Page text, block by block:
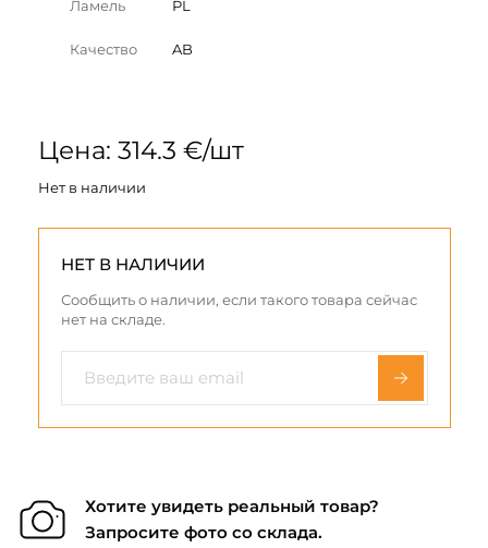
Ламель PL
Качество AB
Цена: 314.3 €/шт
Нет в наличии
НЕТ В НАЛИЧИИ
Сообщить о наличии, если такого товара сейчас
нет на складе.
Хотите увидеть реальный товар?
Запросите фото со склада.